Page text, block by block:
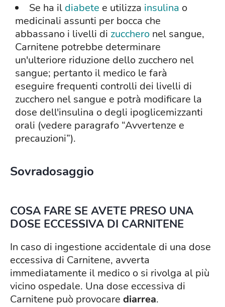
Se ha il diabete e utilizza insulina o
medicinali assunti per bocca che
abbassano i livelli di zucchero nel sangue,
Carnitene potrebbe determinare
un'ulteriore riduzione dello zucchero nel
sangue; pertanto il medico le farà
eseguire frequenti controlli dei livelli di
zucchero nel sangue e potrà modificare la
dose dell'insulina o degli ipoglicemizzanti
orali (vedere paragrafo “Avvertenze e
precauzioni”).
Sovradosaggio
COSA FARE SE AVETE PRESO UNA
DOSE ECCESSIVA DI CARNITENE
In caso di ingestione accidentale di una dose
eccessiva di Carnitene, avverta
immediatamente il medico o si rivolga al più
vicino ospedale. Una dose eccessiva di
Carnitene può provocare diarrea.